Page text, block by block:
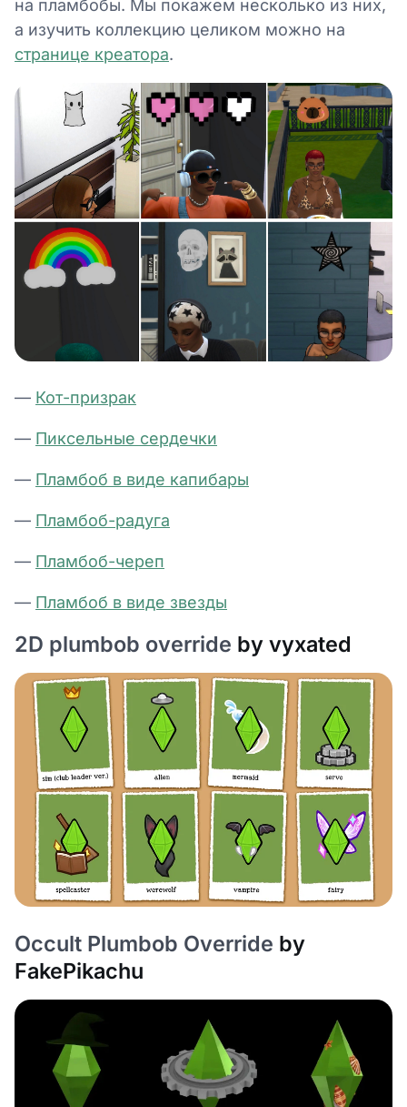
на пламбобы. Мы покажем несколько из них,
а изучить коллекцию целиком можно на
странице креатора.
— Кот-призрак
— Пиксельные сердечки
— Пламбоб в виде капибары
— Пламбоб-радуга
— Пламбоб-череп
— Пламбоб в виде звезды
2D plumbob override by vyxated
Occult Plumbob Override by
FakePikachu